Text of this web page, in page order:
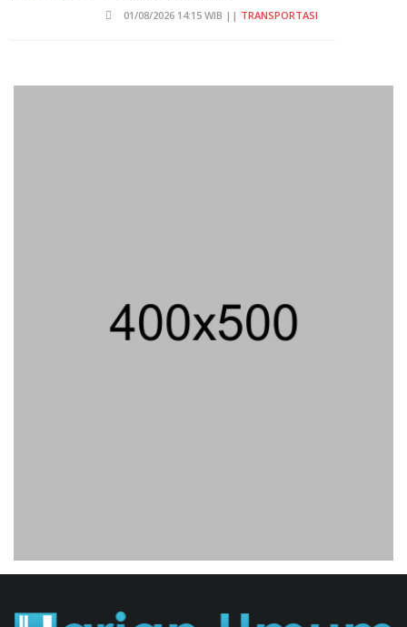
01/08/2026 14:15 WIB || TRANSPORTASI
Syifak Divonis 4 Bulan
31/07/2026 13:23 WIB || HUKUM
Simposium Nasional Nusantara
Merdeka Barat